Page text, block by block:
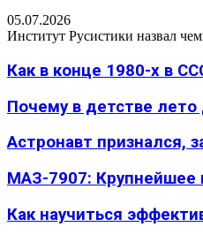
05.07.2026
Институт Русистики назвал
Как в конце 1980-х в
Почему в детстве
Астронавт признался,
МАЗ-7907: Крупнейшее
Как научиться